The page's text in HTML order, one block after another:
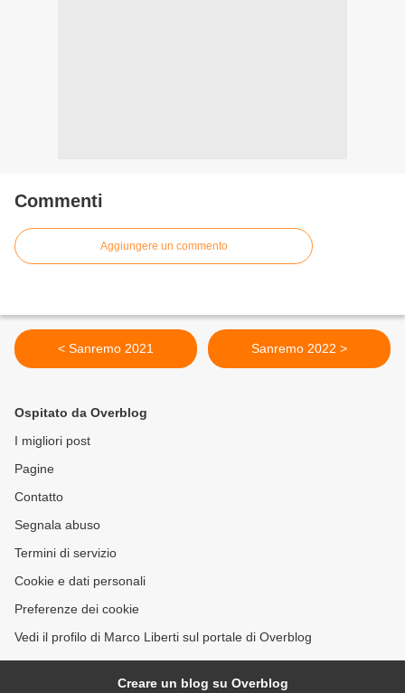
Commenti
Aggiungere un commento
< Sanremo 2021 Sanremo 2022 >
Ospitato da Overblog
I migliori post
Pagine
Contatto
Segnala abuso
Termini di servizio
Cookie e dati personali
Preferenze dei cookie
Vedi il profilo di Marco Liberti sul portale di Overblog
Creare un blog su Overblog